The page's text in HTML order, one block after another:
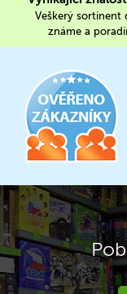
Veškerý sortinent
známe a